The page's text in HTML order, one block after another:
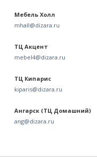
Мебель Холл
mhall@dizara.ru
ТЦ Акцент
mebel4@dizara.ru
ТЦ Кипарис
kiparis@dizara.ru
Ангарск (ТЦ Домашний)
ang@dizara.ru